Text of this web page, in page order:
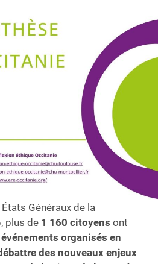
Généraux de la
plus de 1 160 citoyensont
organisés en
des nouveaux enjeux